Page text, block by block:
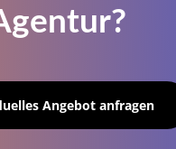
Angebot anfragen